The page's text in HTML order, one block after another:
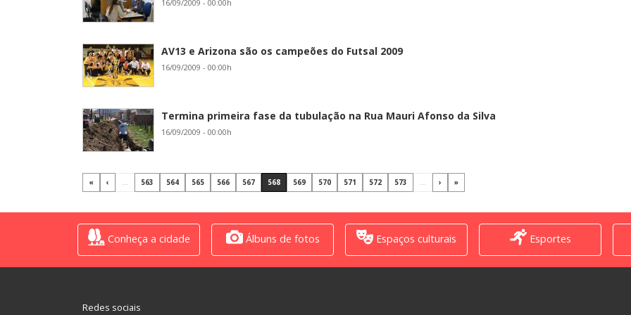
16/09/2009 - 00:00h
AV13 e Arizona são os campeões do Futsal 2009
16/09/2009 - 00:00h
Termina primeira fase da tubulação na Rua Mauri Afonso da Silva
16/09/2009 - 00:00h
« ‹ ... 563 564 565 566 567 568 569 570 571 572 573 ... › »
Conheça a cidade Álbuns de fotos Espaços culturais Esportes
Redes sociais